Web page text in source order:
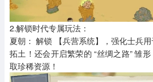
2.解锁时代专属玩法：
夏朝： 解锁 【兵营系统】，强化士兵
拓土！还会开启繁荣的 “丝绸之路” 雏
取珍稀资源！